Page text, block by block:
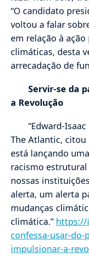
“O candidato
voltou a falar
em relação à
climáticas, desta
arrecadação de
Servir-se da
a Revolução
“Edward-
The Atlantic, citou
está lançando
racismo
nossas
alerta, um alerta
mudanças
climática.” https://
confessa-usar-
impulsionar-a-